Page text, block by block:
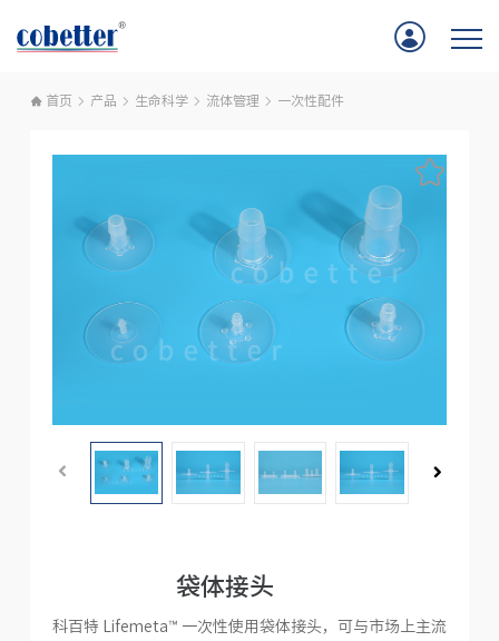
首页
公司新闻
联系我们
首页 产品 生命科学 流体管理 一次性配件
袋体接头
科百特 Lifemeta™ 一次性使用袋体接头，可与市场上主流